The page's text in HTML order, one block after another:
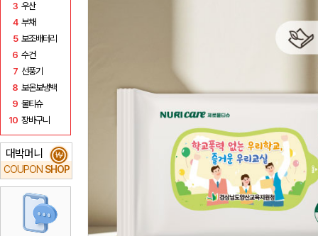
3 우산
4 부채
5 보조배터리
6 수건
7 선풍기
8 보온보냉백
9 물티슈
10 장바구니
대박머니
COUPON SHOP
₩